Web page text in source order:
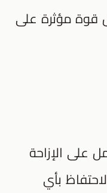
قوة مؤثرة على
على الإزاحة
بأي